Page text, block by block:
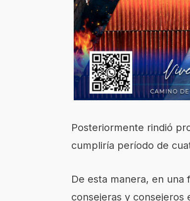
Posteriormente rindió
cumpliría período de
De esta manera, en
consejeras y consejeros